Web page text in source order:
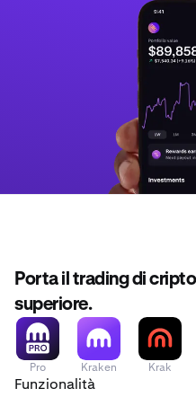
Porta il trading di
superiore.
Pro Kraken Krak
Funzionalità